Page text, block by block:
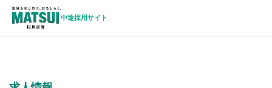
中途採用サイト